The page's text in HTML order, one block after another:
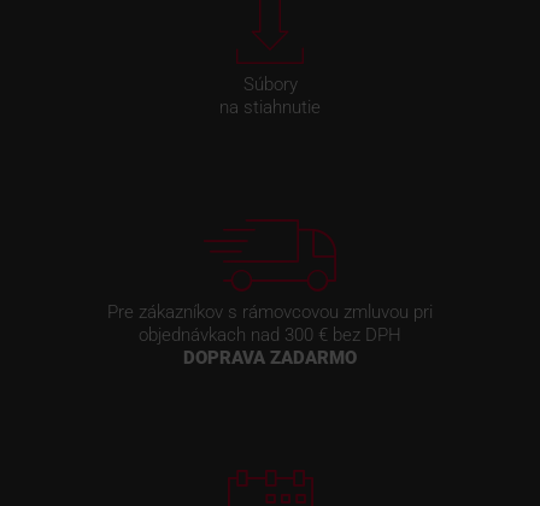
Súbory
na stiahnutie
Pre zákazníkov s rámovcovou zmluvou pri
objednávkach nad 300 € bez DPH
DOPRAVA ZADARMO